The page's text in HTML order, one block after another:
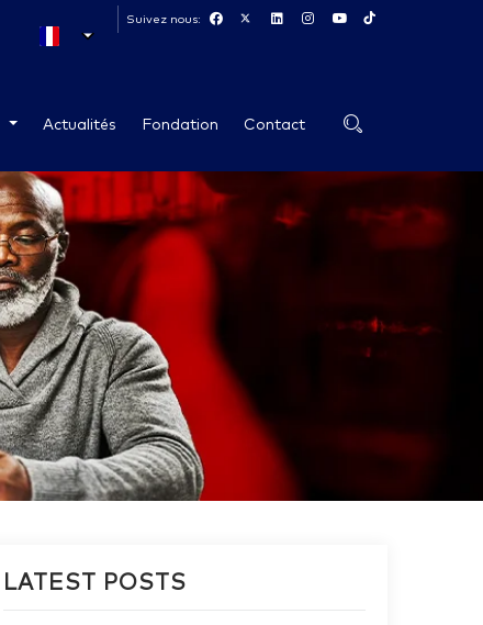
Suivez nous:
Actualités Fondation Contact
LATEST POSTS